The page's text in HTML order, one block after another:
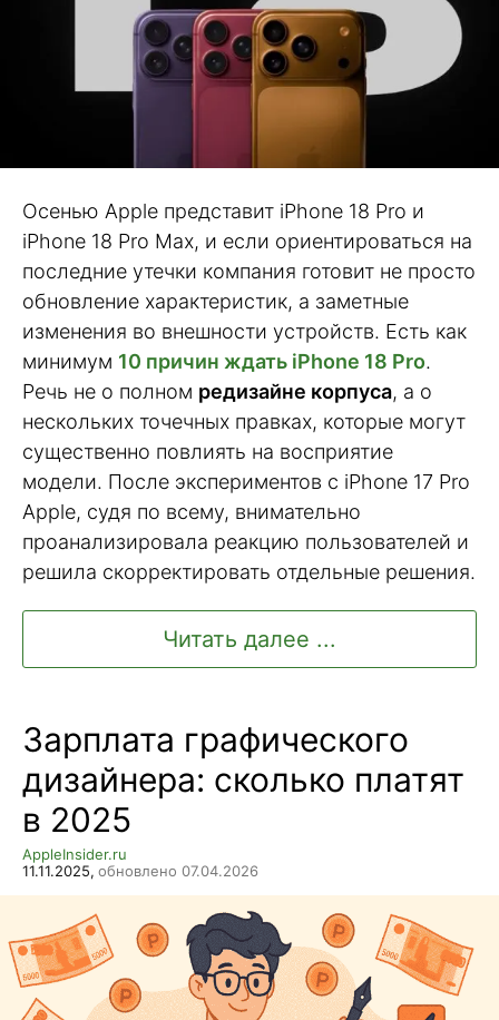
Осенью Apple представит iPhone 18 Pro и
iPhone 18 Pro Max, и если ориентироваться на
последние утечки компания готовит не просто
обновление характеристик, а заметные
изменения во внешности устройств. Есть как
минимум 10 причин ждать iPhone 18 Pro.
Речь не о полном редизайне корпуса, а о
нескольких точечных правках, которые могут
существенно повлиять на восприятие
модели. После экспериментов с iPhone 17 Pro
Apple, судя по всему, внимательно
проанализировала реакцию пользователей и
решила скорректировать отдельные решения.
Читать далее ...
Зарплата графического
дизайнера: сколько платят
в 2025
AppleInsider.ru
11.11.2025, обновлено 07.04.2026